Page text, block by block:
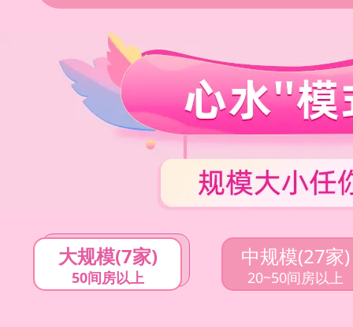
大规模(7家)
50间房以上
中规模(27家)
20~50间房以上